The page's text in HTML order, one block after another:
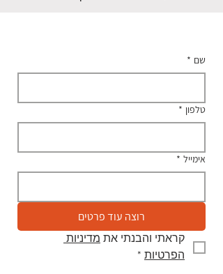
שם *
טלפון *
אימייל *
רוצה עוד פרטים
קראתי והבנתי את
מדיניות
הפרטיות *